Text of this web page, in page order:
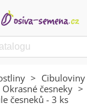
> Cibuloviny
Okrasné česneky >
česneků - 3 ks